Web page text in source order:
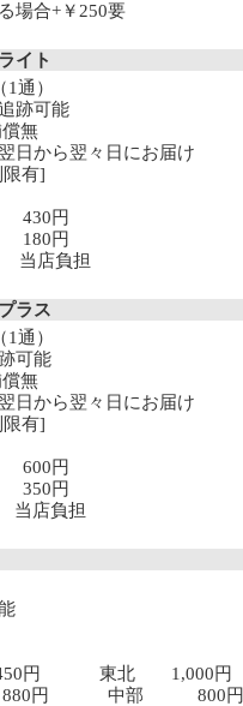
場合+￥250要
ライト
通）
跡可能
無
日から翌々日にお届け
有]
430円
180円
当店負担
プラス
通）
可能
無
日から翌々日にお届け
有]
600円
350円
当店負担
円 東北 1,000円
円 中部 800円